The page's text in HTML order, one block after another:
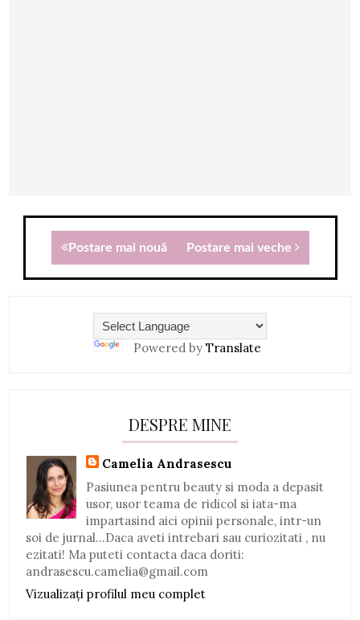
Postare mai nouă Postare mai veche
Powered by Translate
DESPRE MINE
Camelia Andrasescu
Pasiunea pentru beauty si moda a depasit
usor, usor teama de ridicol si iata-ma
impartasind aici opinii personale, intr-un
soi de jurnal...Daca aveti intrebari sau curiozitati , nu
ezitati! Ma puteti contacta daca doriti:
andrasescu.camelia@gmail.com
Vizualizați profilul meu complet